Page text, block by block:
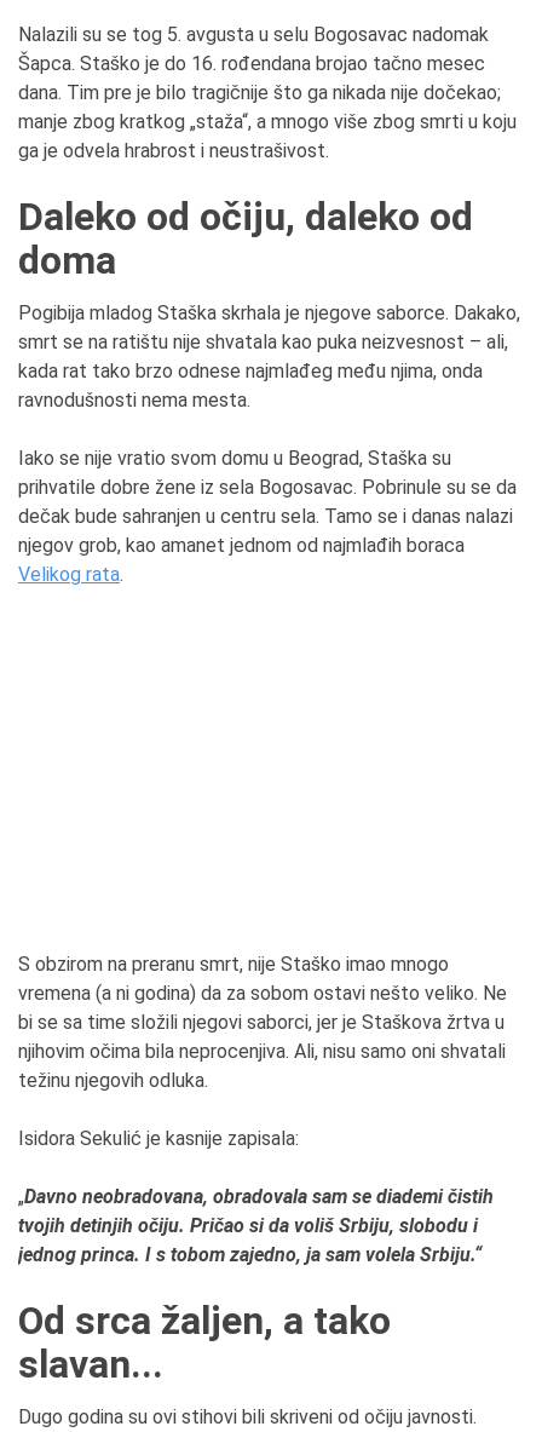
Nalazili su se tog 5. avgusta u selu Bogosavac nadomak
Šapca. Staško je do 16. rođendana brojao tačno mesec
dana. Tim pre je bilo tragičnije što ga nikada nije dočekao;
manje zbog kratkog „staža“, a mnogo više zbog smrti u koju
ga je odvela hrabrost i neustrašivost.
Daleko od očiju, daleko od
doma
Pogibija mladog Staška skrhala je njegove saborce. Dakako,
smrt se na ratištu nije shvatala kao puka neizvesnost – ali,
kada rat tako brzo odnese najmlađeg među njima, onda
ravnodušnosti nema mesta.
Iako se nije vratio svom domu u Beograd, Staška su
prihvatile dobre žene iz sela Bogosavac. Pobrinule su se da
dečak bude sahranjen u centru sela. Tamo se i danas nalazi
njegov grob, kao amanet jednom od najmlađih boraca
Velikog rata.
S obzirom na preranu smrt, nije Staško imao mnogo
vremena (a ni godina) da za sobom ostavi nešto veliko. Ne
bi se sa time složili njegovi saborci, jer je Staškova žrtva u
njihovim očima bila neprocenjiva. Ali, nisu samo oni shvatali
težinu njegovih odluka.
Isidora Sekulić je kasnije zapisala:
„Davno neobradovana, obradovala sam se diademi čistih
tvojih detinjih očiju. Pričao si da voliš Srbiju, slobodu i
jednog princa. I s tobom zajedno, ja sam volela Srbiju.“
Od srca žaljen, a tako
slavan...
Dugo godina su ovi stihovi bili skriveni od očiju javnosti.